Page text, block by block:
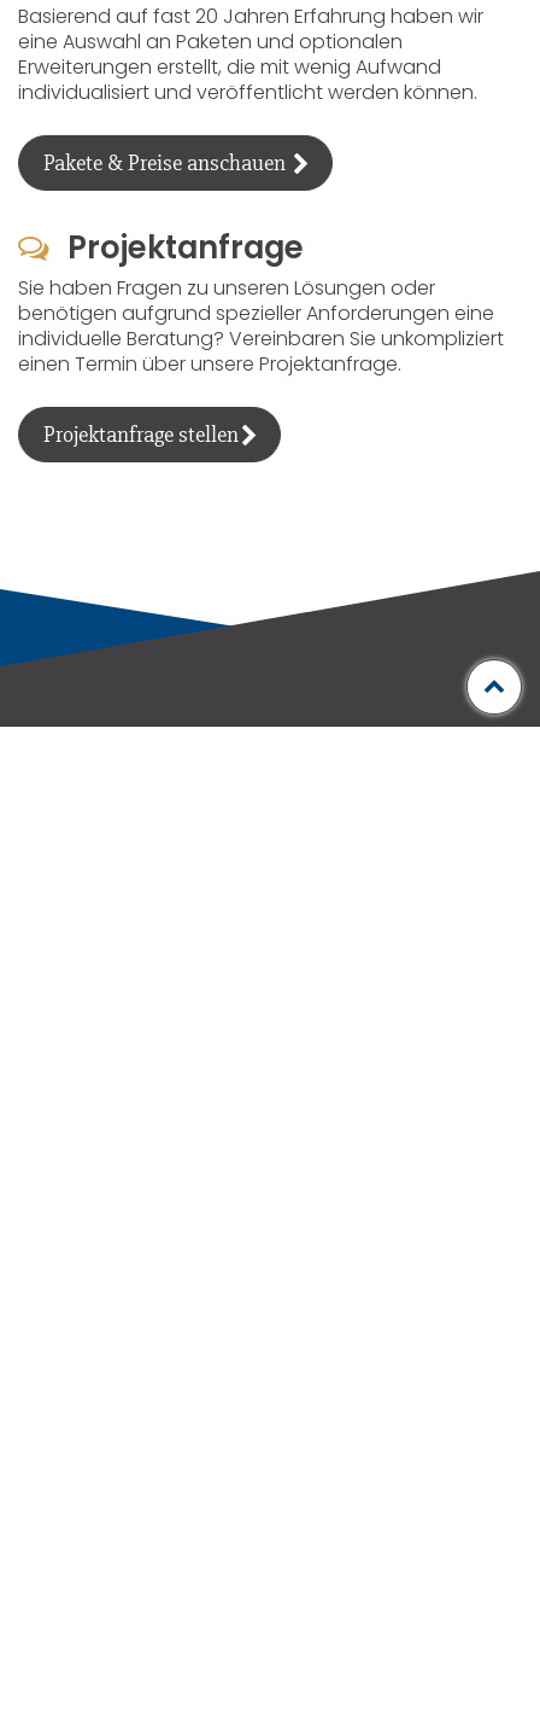
Basierend auf fast 20 Jahren Erfahrung haben wir
eine Auswahl an Paketen und optionalen
Erweiterungen erstellt, die mit wenig Aufwand
individualisiert und veröffentlicht werden können.
Pakete & Preise anschauen
Projektanfrage
Sie haben Fragen zu unseren Lösungen oder
benötigen aufgrund spezieller Anforderungen eine
individuelle Beratung? Vereinbaren Sie unkompliziert
einen Termin über unsere Projektanfrage.
Projektanfrage stellen